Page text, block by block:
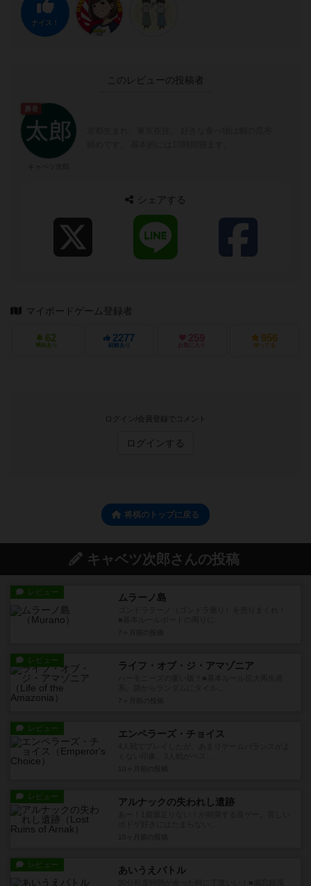
ナイス！
このレビューの投稿者
シェアする
マイボードゲーム登録者
62
興味あり
2277
経験あり
259
お気に入り
956
持ってる
ログイン/会員登録でコメント
ログインする
将棋のトップに戻る
キャベツ次郎さんの投稿
レビュー ムラーノ島
レビュー ライフ・オブ・ジ・アマゾニア
レビュー エンペラーズ・チョイス
レビュー アルナックの失われし遺跡
レビュー あいうえバトル